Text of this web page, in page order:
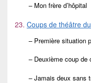
– Mon frère d’hôpital
23. Coups de théâtre
– Première situation
– Deuxième coup de
– Jamais deux sans